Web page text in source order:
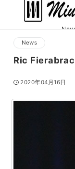
News
Ric
2020年04月16日